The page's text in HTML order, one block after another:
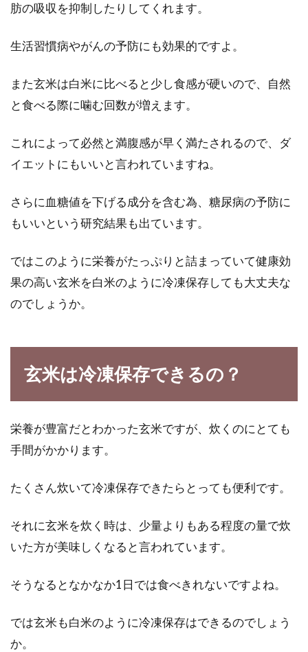
味噌煮込みうどんのレシピが知りた
てりとした味噌煮込みうどんも食べたくなりま
材と味付けを工夫しよう！
欠かせない、という方は多いのではないでしょ
うか。...
お米とパンに含まれる栄養とは？栄
養アップする方法について
朝食は、お米かパンが多いと思いますが、皆さ
それぞれ...
玄米は炒る方が良いと聞いた！すぐ
に炊くよりなぜ良いのか？
発芽玄米は、そのまま炊くことをしても大丈夫
は手間暇...
肪の吸収を抑制したりしてくれます。
生活習慣病やがんの予防にも効果的ですよ。
また玄米は白米に比べると少し食感が硬いので、自然
と食べる際に噛む回数が増えます。
これによって必然と満腹感が早く満たされるので、ダ
イエットにもいいと言われていますね。
さらに血糖値を下げる成分を含む為、糖尿病の予防に
もいいという研究結果も出ています。
ではこのように栄養がたっぷりと詰まっていて健康効
果の高い玄米を白米のように冷凍保存しても大丈夫な
のでしょうか。
玄米は冷凍保存できるの？
栄養が豊富だとわかった玄米ですが、炊くのにとても
手間がかかります。
たくさん炊いて冷凍保存できたらとっても便利です。
それに玄米を炊く時は、少量よりもある程度の量で炊
いた方が美味しくなると言われています。
そうなるとなかなか1日では食べきれないですよね。
では玄米も白米のように冷凍保存はできるのでしょう
か。